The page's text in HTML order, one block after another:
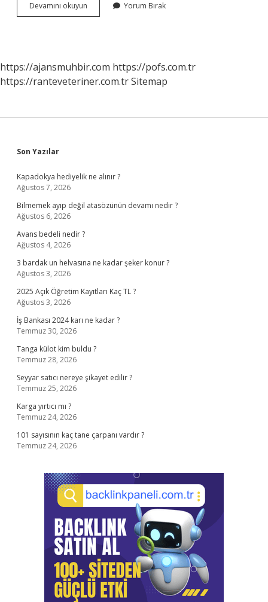
Devamını okuyun
Ile
Yorum Bırak
https://ajansmuhbir.com https://pofs.com.tr
https://ranteveteriner.com.trSitemap
Sidebar
Son Yazılar
Kapadokya hediyelik ne alınır ?
Ağustos 7, 2026
Bilmemek ayıp değil atasözünün devamı nedir ?
Ağustos 6, 2026
Avans bedeli nedir ?
Ağustos 4, 2026
3 bardak un helvasına ne kadar şeker konur ?
Ağustos 3, 2026
2025 Açık Öğretim Kayıtları Kaç TL ?
Ağustos 3, 2026
İş Bankası 2024 karı ne kadar ?
Temmuz 30, 2026
Tanga külot kim buldu ?
Temmuz 28, 2026
Seyyar satıcı nereye şikayet edilir ?
Temmuz 25, 2026
Karga yırtıcı mı ?
Temmuz 24, 2026
101 sayısının kaç tane çarpanı vardır ?
Temmuz 24, 2026